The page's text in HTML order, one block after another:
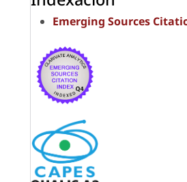
Emerging Sources